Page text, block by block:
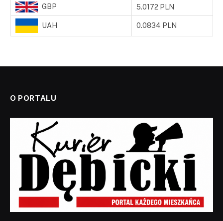
GBP 5.0172 PLN
UAH 0.0834 PLN
O PORTALU